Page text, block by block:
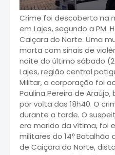
Crime foi descoberto na
em Lajes, segundo a PM.
Caiçara do Norte. Uma
morta com sinais de
noite do último sábado
Lajes, região central
Militar, a corporação foi
Paulina Pereira de
por volta das 18h40. O
durante a tarde. O
era marido da vítima, foi
militares do 14º Batalhão
de Caiçara do Norte,